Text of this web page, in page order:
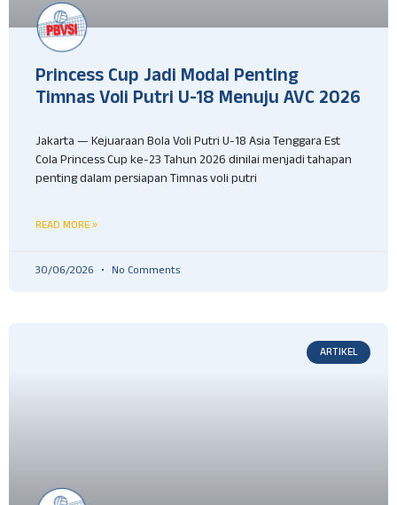
Princess Cup Jadi Modal Penting
Timnas Voli Putri U-18 Menuju AVC 2026
Jakarta — Kejuaraan Bola Voli Putri U-18 Asia Tenggara Est
Cola Princess Cup ke-23 Tahun 2026 dinilai menjadi tahapan
penting dalam persiapan Timnas voli putri
READ MORE »
30/06/2026 No Comments
ARTIKEL